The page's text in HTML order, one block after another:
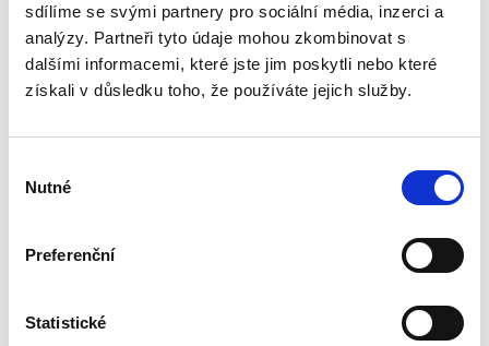
sdílíme se svými partnery pro sociální média, inzerci a
analýzy. Partneři tyto údaje mohou zkombinovat s
dalšími informacemi, které jste jim poskytli nebo které
získali v důsledku toho, že používáte jejich služby.
souhlasu
Nutné
Preferenční
Statistické
Ochrana důvěrných
informací v
550,00 Kč